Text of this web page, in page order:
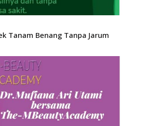
Tanam Benang Tanpa Jarum